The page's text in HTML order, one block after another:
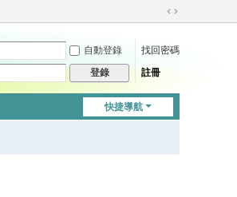
切
到
自動登錄
找回密碼
登錄 註冊
快捷導航